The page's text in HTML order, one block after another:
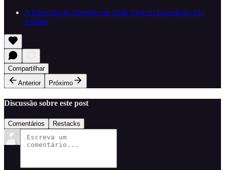
A Filosofia do Absurdo em Clair Obscur: Expedição 33 |
Análise
Compartilhar
Anterior
Próximo
Discussão sobre este post
Comentários Restacks